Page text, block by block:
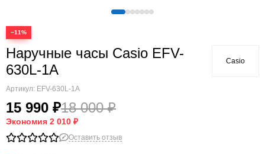
−11%
Наручные часы Casio EFV-
630L-1A
Артикул: EFV-630L-1A
15 990 ₽18 000 ₽
Экономия 2 010 ₽
Casio
Оставить отзыв